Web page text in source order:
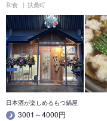
和食 扶桑町
日本酒が楽しめるもつ鍋屋
3001～4000円